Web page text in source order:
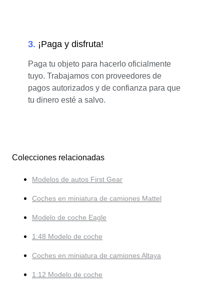
3. ¡Paga y disfruta!
Paga tu objeto para hacerlo oficialmente
tuyo. Trabajamos con proveedores de
pagos autorizados y de confianza para que
tu dinero esté a salvo.
Colecciones relacionadas
Modelos de autos First Gear
Coches en miniatura de camiones Mattel
Modelo de coche Eagle
1:48 Modelo de coche
Coches en miniatura de camiones Altaya
1:12 Modelo de coche